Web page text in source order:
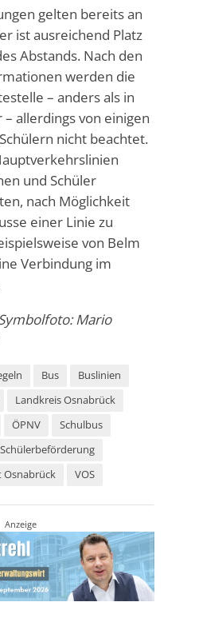
gelten bereits an
ist ausreichend Platz
Abstands. Nach den
werden die
– anders als in
allerdings von einigen
nicht beachtet.
und Schüler
nach Möglichkeit
einer Linie zu
von Belm
Verbindung im
Mario
Bus
Buslinien
Landkreis Osnabrück
ÖPNV
Schulbus
Schülerbeförderung
Osnabrück
VOS
Anzeige